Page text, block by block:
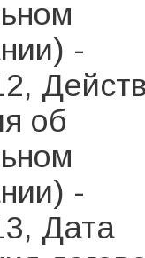
-
об
-
Дата